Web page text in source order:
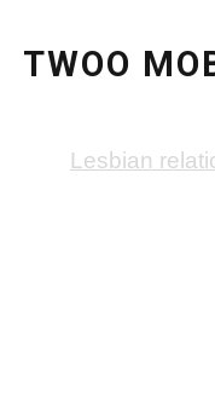
TWOO